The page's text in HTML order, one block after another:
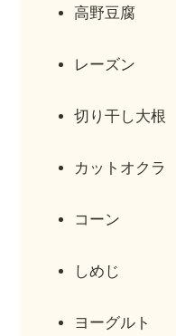
高野豆腐
レーズン
切り干し大根
カットオクラ
コーン
しめじ
ヨーグルト